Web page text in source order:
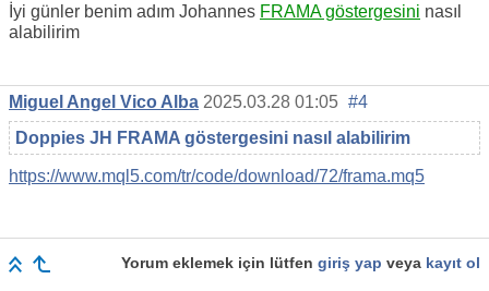
İyi günler benim adım Johannes FRAMA göstergesini nasıl
alabilirim
Miguel Angel Vico Alba 2025.03.28 01:05 #4
Doppies JH FRAMA göstergesini nasıl alabilirim
https://www.mql5.com/tr/code/download/72/frama.mq5
Yorum eklemek için lütfen giriş yap veya kayıt ol